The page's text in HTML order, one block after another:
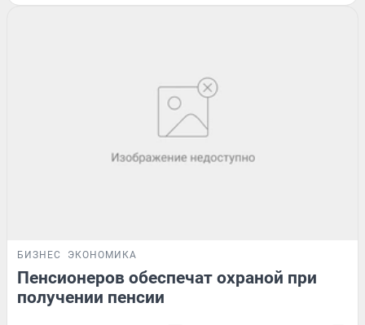
БИЗНЕС ЭКОНОМИКА
Пенсионеров обеспечат охраной при
получении пенсии